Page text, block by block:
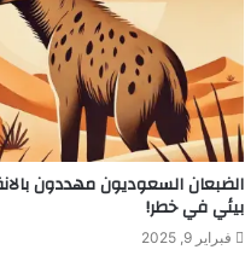
الضبعان السعوديون مهددون
بيئي في خطر!
فبراير 9, 2025